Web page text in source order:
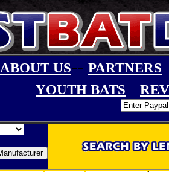
ABOUT US-- PARTNERS
YOUTH BATS